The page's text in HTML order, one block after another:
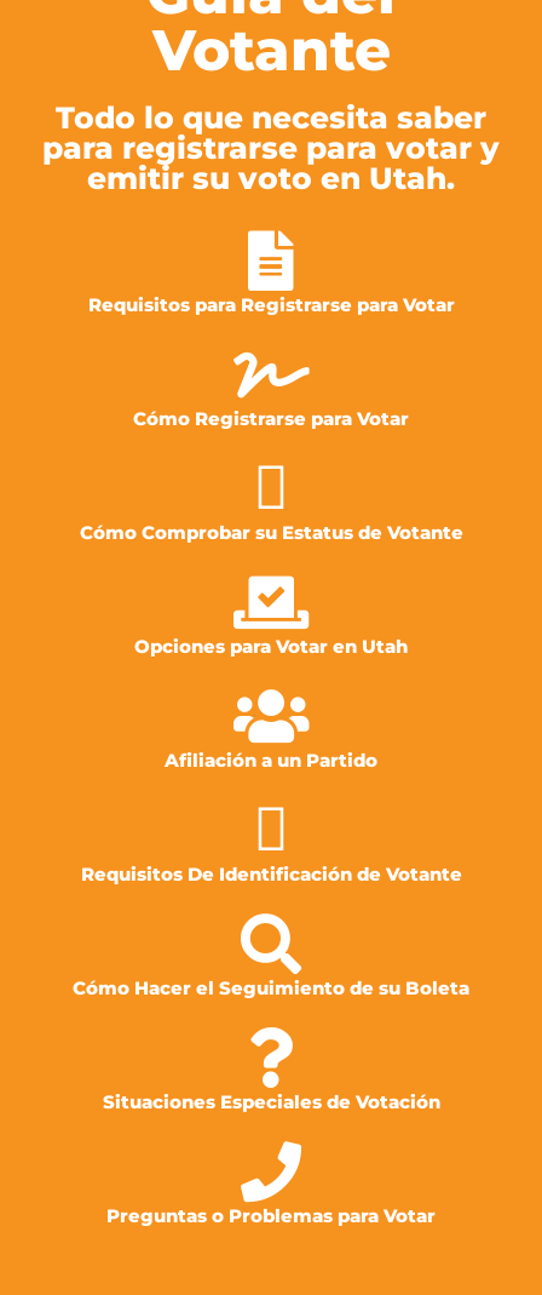
Votante
Todo lo que necesita saber
para registrarse para votar y
emitir su voto en Utah.
Requisitos para Registrarse para Votar
Cómo Registrarse para Votar
Cómo Comprobar su Estatus de Votante
Opciones para Votar en Utah
Afiliación a un Partido
Requisitos De Identificación de Votante
Cómo Hacer el Seguimiento de su Boleta
Situaciones Especiales de Votación
Preguntas o Problemas para Votar